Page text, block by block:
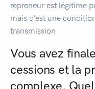
repreneur est légitime
mais c’est une
transmission.
Vous avez
cessions et la
complexe.